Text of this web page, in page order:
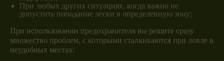
При любых других ситуациях, когда важно не
допустить попадание лески в определенную зону;
При использовании предохранителя вы решите сразу
множество проблем, с которыми сталкиваются при ловле в
неудобных местах: